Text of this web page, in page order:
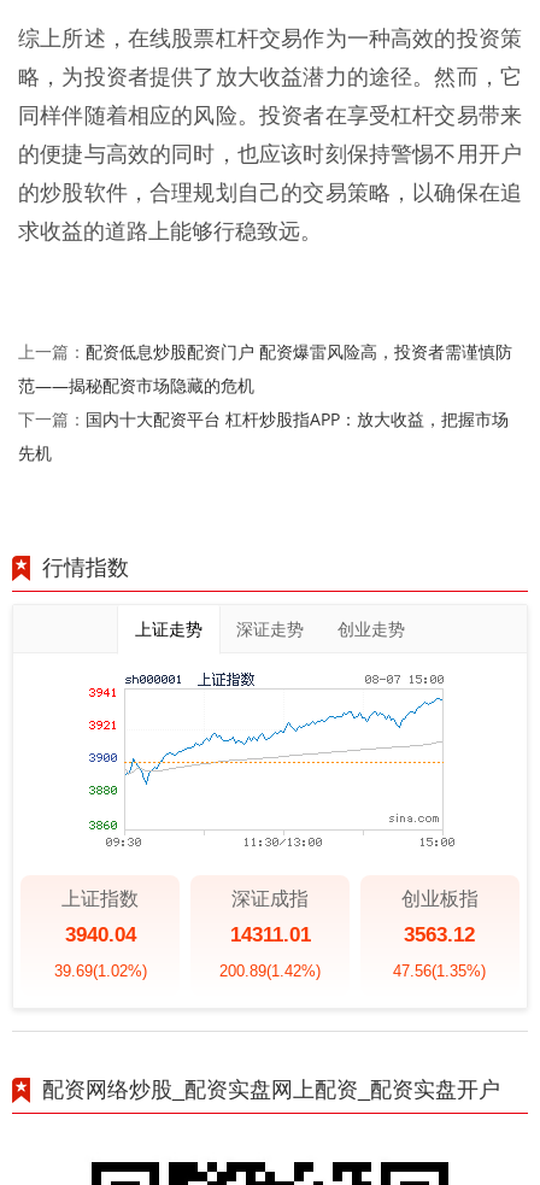
综上所述，在线股票杠杆交易作为一种高效的投资策
略，为投资者提供了放大收益潜力的途径。然而，它
同样伴随着相应的风险。投资者在享受杠杆交易带来
的便捷与高效的同时，也应该时刻保持警惕不用开户
的炒股软件，合理规划自己的交易策略，以确保在追
求收益的道路上能够行稳致远。
上一篇： 配资低息炒股配资门户 配资爆雷风险高，投资者需谨慎防
范——揭秘配资市场隐藏的危机
下一篇： 国内十大配资平台 杠杆炒股指APP：放大收益，把握市场
先机
行情指数
上证走势 深证走势 创业走势
上证指数
3940.04
39.69(1.02%)
深证成指
14311.01
200.89(1.42%)
创业板指
3563.12
47.56(1.35%)
配资网络炒股_配资实盘网上配资_配资实盘开户